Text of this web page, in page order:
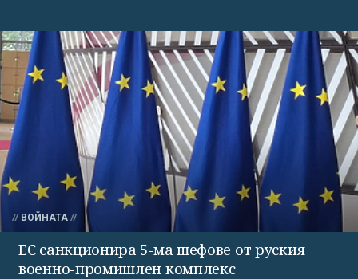
ВОЙНАТА
ЕС санкционира 5-ма шефове от руския
военно-промишлен комплекс